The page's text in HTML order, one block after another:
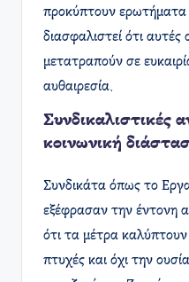
προκύπτουν ερωτήματα
διασφαλιστεί ότι αυτές
μετατραπούν σε
αυθαιρεσία.
Συνδικαλιστικές
κοινωνική
Συνδικάτα όπως το
εξέφρασαν την έντονη
ότι τα μέτρα
πτυχές και όχι την